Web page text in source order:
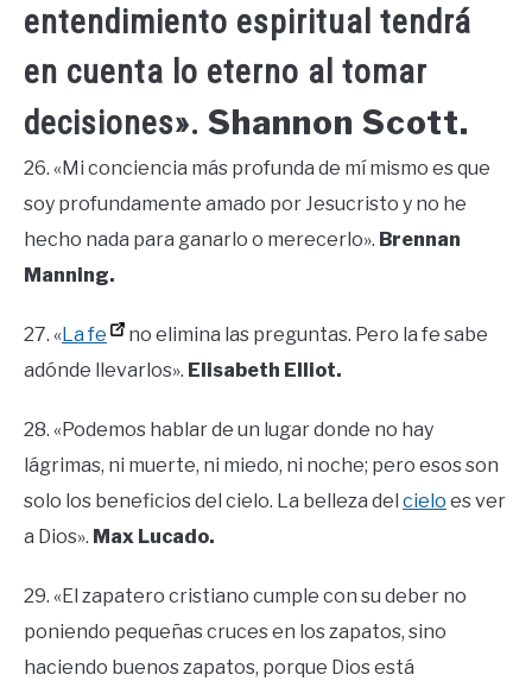
entendimiento espiritual tendrá
en cuenta lo eterno al tomar
decisiones». Shannon Scott.
26. «Mi conciencia más profunda de mí mismo es que
soy profundamente amado por Jesucristo y no he
hecho nada para ganarlo o merecerlo». Brennan
Manning.
27. «La fe
no elimina las preguntas. Pero la fe sabe
adónde llevarlos». Elisabeth Elliot.
28. «Podemos hablar de un lugar donde no hay
lágrimas, ni muerte, ni miedo, ni noche; pero esos son
solo los beneficios del cielo. La belleza del cielo es ver
a Dios». Max Lucado.
29. «El zapatero cristiano cumple con su deber no
poniendo pequeñas cruces en los zapatos, sino
haciendo buenos zapatos, porque Dios está